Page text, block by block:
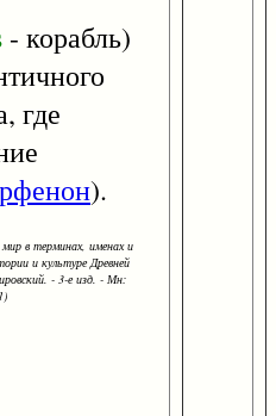
- корабль)
где
).
в терминах, именах и
и культуре Древней
- 3-е изд. - Мн: